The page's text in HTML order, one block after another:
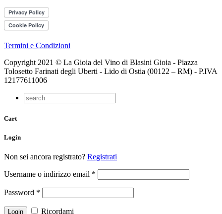
Termini e Condizioni
Copyright 2021 © La Gioia del Vino di Blasini Gioia - Piazza
Tolosetto Farinati degli Uberti - Lido di Ostia (00122 – RM) - P.IVA
12177611006
Cart
Login
Non sei ancora registrato? Registrati
Username o indirizzo email *
Password *
Ricordami